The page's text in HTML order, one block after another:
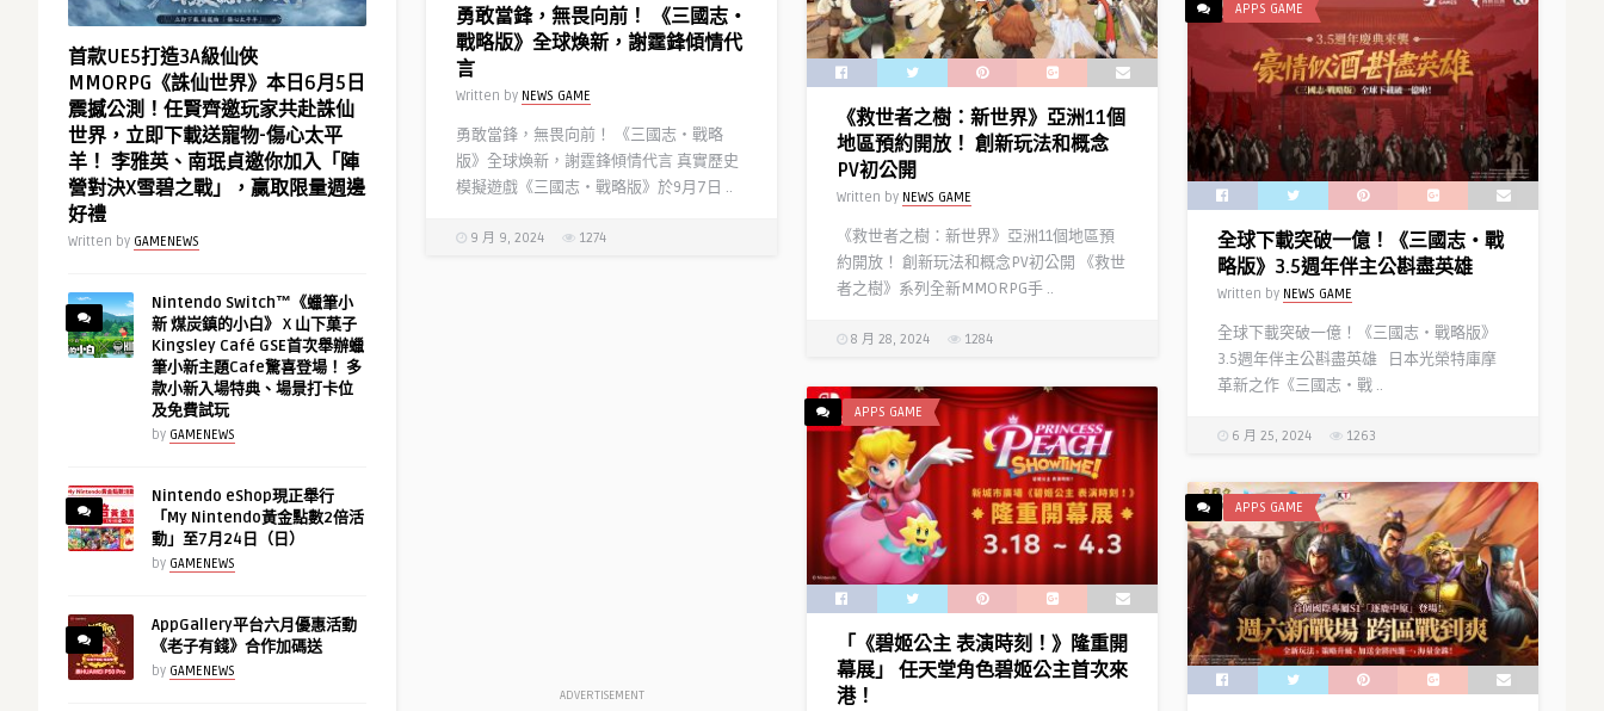
首款UE5打造3A級仙俠
MMORPG《誅仙世界》本日6月5日
震撼公測！任賢齊邀玩家共赴誅仙
世界，立即下載送寵物-傷心太平
羊！ 李雅英、南珉貞邀你加入「陣
營對決X雪碧之戰」，贏取限量週邊
好禮
Written by GAMENEWS
Nintendo Switch™《蠟筆小
新 煤炭鎮的小白》 X 山下菓子
Kingsley Café GSE首次舉辦蠟
筆小新主題Cafe驚喜登場！ 多
款小新入場特典、場景打卡位
及免費試玩
by GAMENEWS
Nintendo eShop現正舉行
「My Nintendo黃金點數2倍活
動」至7月24日（日）
by GAMENEWS
AppGallery平台六月優惠活動
《老子有錢》合作加碼送
by GAMENEWS
勇敢當鋒，無畏向前！ 《三國志・
戰略版》全球煥新，謝霆鋒傾情代
言
Written by NEWS GAME
勇敢當鋒，無畏向前！ 《三國志・戰略
版》全球煥新，謝霆鋒傾情代言 真實歷史
模擬遊戲《三國志・戰略版》於9月7日 ..
9 月 9, 2024 1274
《救世者之樹：新世界》亞洲11個
地區預約開放！ 創新玩法和概念
PV初公開
Written by NEWS GAME
《救世者之樹：新世界》亞洲11個地區預
約開放！ 創新玩法和概念PV初公開 《救世
者之樹》系列全新MMORPG手 ..
8 月 28, 2024 1284
APPS GAME
全球下載突破一億！《三國志・戰
略版》3.5週年伴主公斟盡英雄
Written by NEWS GAME
全球下載突破一億！《三國志・戰略版》
3.5週年伴主公斟盡英雄 日本光榮特庫摩
革新之作《三國志・戰 ..
6 月 25, 2024 1263
ADVERTISEMENT
APPS GAME
「《碧姬公主 表演時刻！》隆重開
幕展」 任天堂角色碧姬公主首次來
港！
APPS GAME
《足球小將翼：夢幻隊伍》確定將
於今年秋季推出《足球小將翼》作
者・高橋陽一老師擔任原案的新故
事「NEXT DREAM」！
Written byY D
爽快彈珠動作遊戲《三國大戰
Smash！》 與人氣TV動畫《戀姫†
夢想》系列之合作活動全面召開！
美少女武將將以泳裝之姿在水上戰
鬥！
Y D